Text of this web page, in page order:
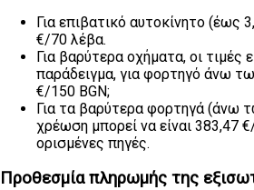
Για επιβατικό αυτοκίνητο (έως
€/70 λέβα.
Για βαρύτερα οχήματα, οι τιμές
παράδειγμα, για φορτηγό άνω
€/150 BGN;
Για τα βαρύτερα φορτηγά (άνω
χρέωση μπορεί να είναι 383,47
ορισμένες πηγές.
Προθεσμία πληρωμής της